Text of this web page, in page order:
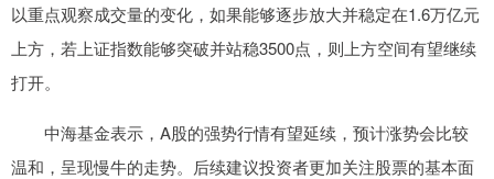
以重点观察成交量的变化，如果能够逐步放大并稳定在1.6万亿元
上方，若上证指数能够突破并站稳3500点，则上方空间有望继续
打开。
中海基金表示，A股的强势行情有望延续，预计涨势会比较
温和，呈现慢牛的走势。后续建议投资者更加关注股票的基本面